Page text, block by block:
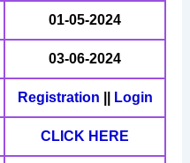
01-05-2024
03-06-2024
Registration Login
CLICK HERE